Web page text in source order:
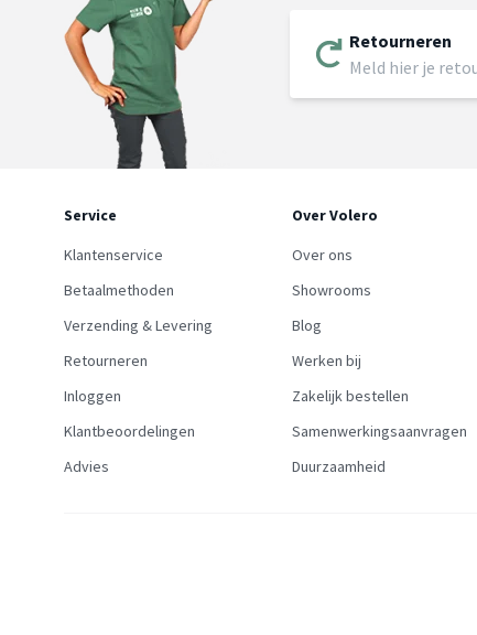
Retourneren
Meld hier je
Service
Klantenservice
Betaalmethoden
Verzending & Levering
Retourneren
Inloggen
Klantbeoordelingen
Advies
Over Volero
Over ons
Showrooms
Blog
Werken bij
Zakelijk bestellen
Samenwerkingsaanvragen
Duurzaamheid